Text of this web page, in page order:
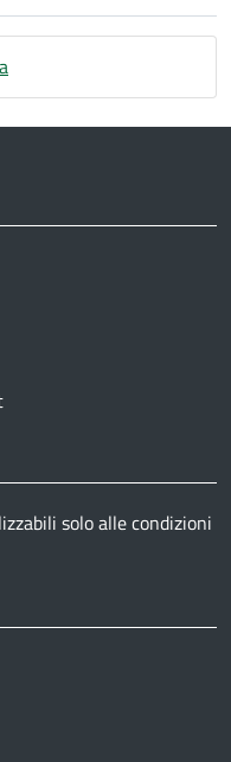
solo alle condizioni